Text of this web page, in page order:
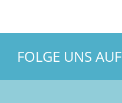
FOLGE UNS AUF